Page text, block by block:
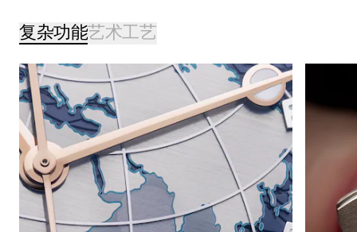
复杂功能艺术工艺